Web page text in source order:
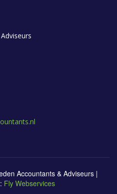
Accountants & Adviseurs |
Fly Webservices